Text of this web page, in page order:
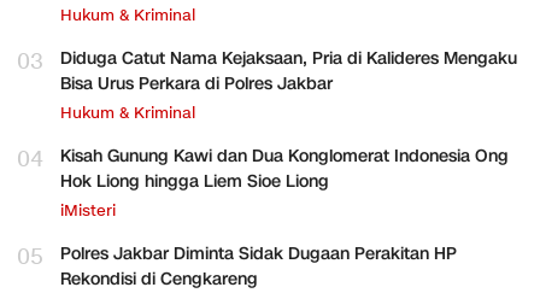
Hukum & Kriminal
03
Diduga Catut Nama Kejaksaan, Pria di Kalideres Mengaku
Bisa Urus Perkara di Polres Jakbar
Hukum & Kriminal
04
Kisah Gunung Kawi dan Dua Konglomerat Indonesia Ong
Hok Liong hingga Liem Sioe Liong
iMisteri
05
Polres Jakbar Diminta Sidak Dugaan Perakitan HP
Rekondisi di Cengkareng